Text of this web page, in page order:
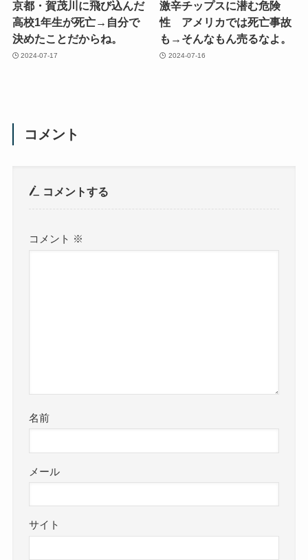
京都・賀茂川に飛び込んだ
高校1年生が死亡→自分で
決めたことだからね。
2024-07-17
激辛チップスに潜む危険
性 アメリカでは死亡事故
も→そんなもん売るなよ。
2024-07-16
コメント
コメントする
コメント ※
名前
メール
サイト